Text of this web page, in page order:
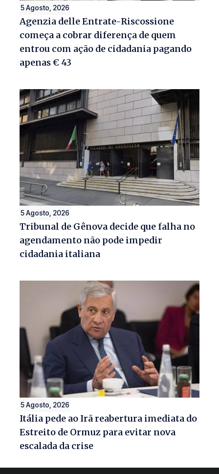
5 Agosto, 2026
Agenzia delle Entrate-Riscossione
começa a cobrar diferença de quem
entrou com ação de cidadania pagando
apenas € 43
5 Agosto, 2026
Tribunal de Gênova decide que falha no
agendamento não pode impedir
cidadania italiana
5 Agosto, 2026
Itália pede ao Irã reabertura imediata do
Estreito de Ormuz para evitar nova
escalada da crise